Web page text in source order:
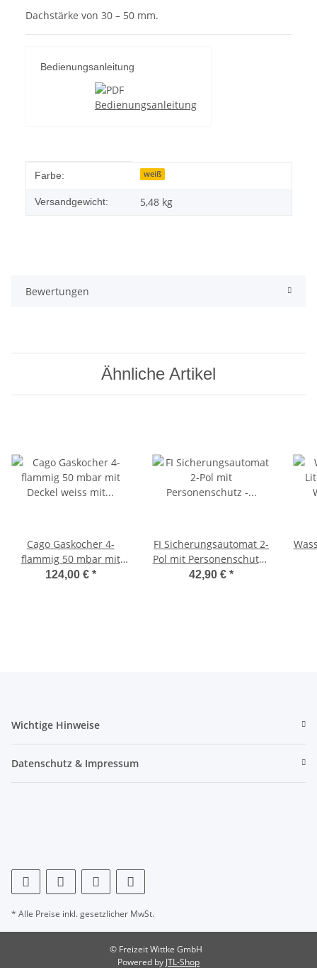
Dachstärke von 30 – 50 mm.
Bedienungsanleitung
Bedienungsanleitung
Produkteigenschaft
Wert
Farbe: weiß
Versandgewicht: 5,48 kg
Bewertungen
Ähnliche Artikel
Cago Gaskocher 4-
flammig 50 mbar mit
Deckel weiss mit
124,00 € *
FI Sicherungsautomat 2-
Pol mit Personenschutz -
FI-Schutzschalter
42,90 € *
Wichtige Hinweise
Datenschutz & Impressum
* Alle Preise inkl. gesetzlicher MwSt.
© Freizeit Wittke GmbH
Powered by JTL-Shop